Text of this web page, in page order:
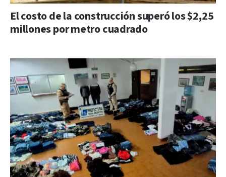
El costo de la construcción superó los $2,25
millones por metro cuadrado